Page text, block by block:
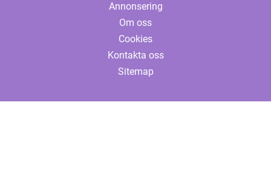
Annonsering
Om oss
Cookies
Kontakta oss
Sitemap